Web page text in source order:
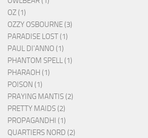
OZ (1)
OZZY OSBOURNE (3)
PARADISE LOST (1)
PAUL DI'ANNO (1)
PHANTOM SPELL (1)
PHARAOH (1)
POISON (1)
PRAYING MANTIS (2)
PRETTY MAIDS (2)
PROPAGANDHI (1)
QUARTIERS NORD (2)